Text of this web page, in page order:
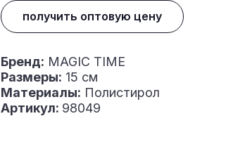
получить оптовую цену
Бренд: MAGIC TIME
Размеры: 15 см
Материалы: Полистирол
Артикул: 98049